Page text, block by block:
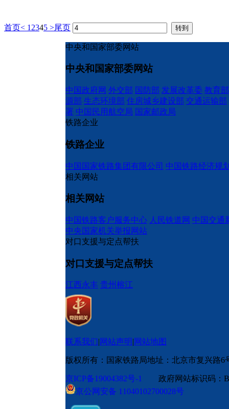
首页< 1 2345 >尾页
中央和国家部委网站
中央和国家部委网站
中国政府网 外交部 国防部 发展改革委 教育部
源部 生态环境部 住房城乡建设部 交通运输部
署 中国民用航空局 国家邮政局
铁路企业
铁路企业
中国国家铁路集团有限公司 中国铁路经济规
相关网站
相关网站
中国铁路客户服务中心 人民铁道网 中国交通
中央国家机关举报网站
对口支援与定点帮扶
对口支援与定点帮扶
江西永丰 贵州榕江
联系我们 网站声明 网站地图
版权所有：国家铁路局地址：北京市复兴路6
京ICP备19004382号-1 政府网站标识码
京公网安备 11040102700028号